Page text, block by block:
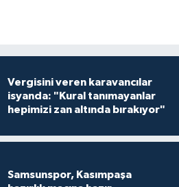
Vergisini veren karavancılar
isyanda: "Kural tanımayanlar
hepimizi zan altında bırakıyor"
Samsunspor, Kasımpaşa